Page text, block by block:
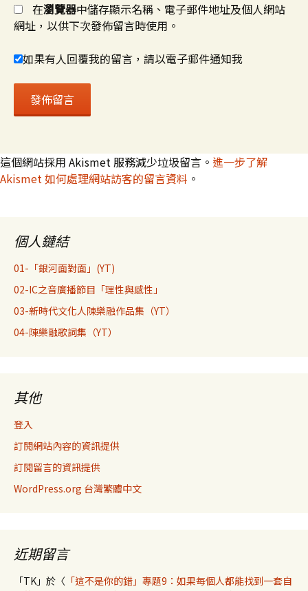
在瀏覽器中儲存顯示名稱、電子郵件地址及個人網站
網址，以供下次發佈留言時使用。
如果有人回覆我的留言，請以電子郵件通知我
這個網站採用 Akismet 服務減少垃圾留言。 進一步了解
Akismet 如何處理網站訪客的留言資料 。
個人鏈結
01-「銀河面對面」(YT)
02-IC之音廣播節目「理性與感性」
03-新時代文化人陳樂融作品集（YT）
04-陳樂融歌詞集（YT）
其他
登入
訂閱網站內容的資訊提供
訂閱留言的資訊提供
WordPress.org 台灣繁體中文
近期留言
「TK」於〈 「這不是你的錯」專題9：如果每個人都能找到一套自